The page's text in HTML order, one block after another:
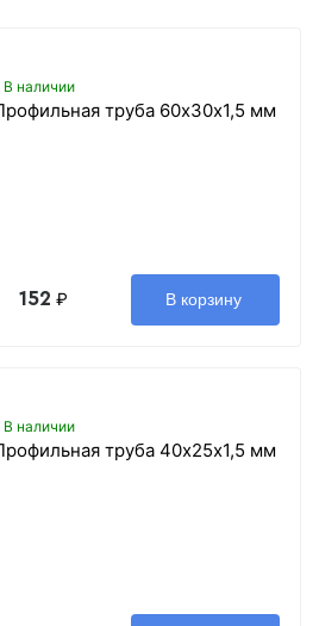
В наличии
труба 60х30х1,5 мм
152 ₽ В корзину
В наличии
труба 40х25х1,5 мм